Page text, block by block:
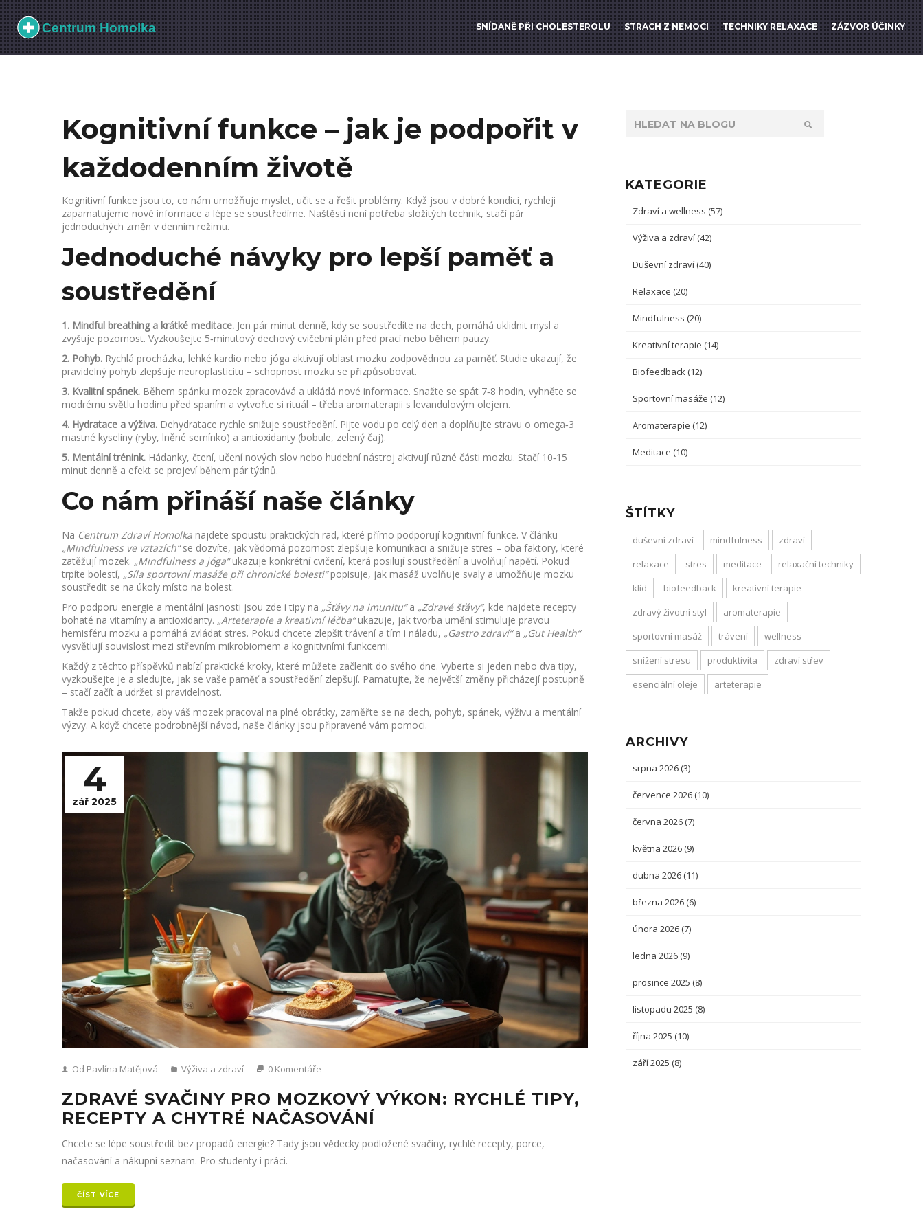
SNÍDANĚ PŘI CHOLESTEROLU STRACH Z NEMOCI TECHNIKY RELAXACE ZÁZVOR ÚČINKY
Kognitivní funkce – jak je podpořit v
každodenním životě
Kognitivní funkce jsou to, co nám umožňuje myslet, učit se a řešit problémy. Když jsou v dobré kondici, rychleji
zapamatujeme nové informace a lépe se soustředíme. Naštěstí není potřeba složitých technik, stačí pár
jednoduchých změn v denním režimu.
Jednoduché návyky pro lepší paměť a
soustředění
1. Mindful breathing a krátké meditace. Jen pár minut denně, kdy se soustředíte na dech, pomáhá uklidnit mysl a
zvyšuje pozornost. Vyzkoušejte 5‑minutový dechový cvičební plán před prací nebo během pauzy.
2. Pohyb. Rychlá procházka, lehké kardio nebo jóga aktivují oblast mozku zodpovědnou za paměť. Studie ukazují, že
pravidelný pohyb zlepšuje neuroplasticitu – schopnost mozku se přizpůsobovat.
3. Kvalitní spánek. Během spánku mozek zpracovává a ukládá nové informace. Snažte se spát 7‑8 hodin, vyhněte se
modrému světlu hodinu před spaním a vytvořte si rituál – třeba aromaterapii s levandulovým olejem.
4. Hydratace a výživa. Dehydratace rychle snižuje soustředění. Pijte vodu po celý den a doplňujte stravu o omega‑3
mastné kyseliny (ryby, lněné semínko) a antioxidanty (bobule, zelený čaj).
5. Mentální trénink. Hádanky, čtení, učení nových slov nebo hudební nástroj aktivují různé části mozku. Stačí 10‑15
minut denně a efekt se projeví během pár týdnů.
Co nám přináší naše články
Na Centrum Zdraví Homolka najdete spoustu praktických rad, které přímo podporují kognitivní funkce. V článku
„Mindfulness ve vztazích“se dozvíte, jak vědomá pozornost zlepšuje komunikaci a snižuje stres – oba faktory, které
zatěžují mozek. „Mindfulness a jóga“ukazuje konkrétní cvičení, která posilují soustředění a uvolňují napětí. Pokud
trpíte bolestí, „Síla sportovní masáže při chronické bolesti“popisuje, jak masáž uvolňuje svaly a umožňuje mozku
soustředit se na úkoly místo na bolest.
Pro podporu energie a mentální jasnosti jsou zde i tipy na „Šťávy na imunitu“a „Zdravé šťávy“, kde najdete recepty
bohaté na vitamíny a antioxidanty. „Arteterapie a kreativní léčba“ukazuje, jak tvorba umění stimuluje pravou
hemisféru mozku a pomáhá zvládat stres. Pokud chcete zlepšit trávení a tím i náladu, „Gastro zdraví“a „Gut Health“
vysvětlují souvislost mezi střevním mikrobiomem a kognitivními funkcemi.
Každý z těchto příspěvků nabízí praktické kroky, které můžete začlenit do svého dne. Vyberte si jeden nebo dva tipy,
vyzkoušejte je a sledujte, jak se vaše paměť a soustředění zlepšují. Pamatujte, že největší změny přicházejí postupně
– stačí začít a udržet si pravidelnost.
Takže pokud chcete, aby váš mozek pracoval na plné obrátky, zaměřte se na dech, pohyb, spánek, výživu a mentální
výzvy. A když chcete podrobnější návod, naše články jsou připravené vám pomoci.
4
zář 2025
Od Pavlína Matějová Výživa a zdraví 0 Komentáře
ZDRAVÉ SVAČINY PRO MOZKOVÝ VÝKON: RYCHLÉ TIPY,
RECEPTY A CHYTRÉ NAČASOVÁNÍ
Chcete se lépe soustředit bez propadů energie? Tady jsou vědecky podložené svačiny, rychlé recepty, porce,
načasování a nákupní seznam. Pro studenty i práci.
ČÍST VÍCE
KATEGORIE
Zdraví a wellness (57)
Výživa a zdraví (42)
Duševní zdraví (40)
Relaxace (20)
Mindfulness (20)
Kreativní terapie (14)
Biofeedback (12)
Sportovní masáže (12)
Aromaterapie (12)
Meditace (10)
ŠTÍTKY
duševní zdraví mindfulness
zdraví
relaxace
stres meditace
relaxační techniky
klid
biofeedback
kreativní terapie
zdravý životní styl
aromaterapie
sportovní masáž
trávení
wellness
snížení stresu
produktivita
zdraví střev
esenciální oleje
arteterapie
ARCHIVY
srpna 2026 (3)
července 2026 (10)
června 2026 (7)
května 2026 (9)
dubna 2026 (11)
března 2026 (6)
února 2026 (7)
ledna 2026 (9)
prosince 2025 (8)
listopadu 2025 (8)
října 2025 (10)
září 2025 (8)